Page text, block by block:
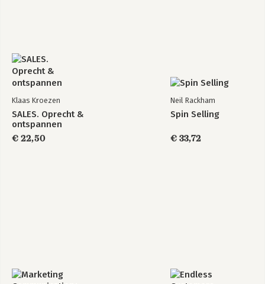
Klaas Kroezen
SALES. Oprecht &
ontspannen
€ 22,50
Neil Rackham
Spin Selling
€ 33,72